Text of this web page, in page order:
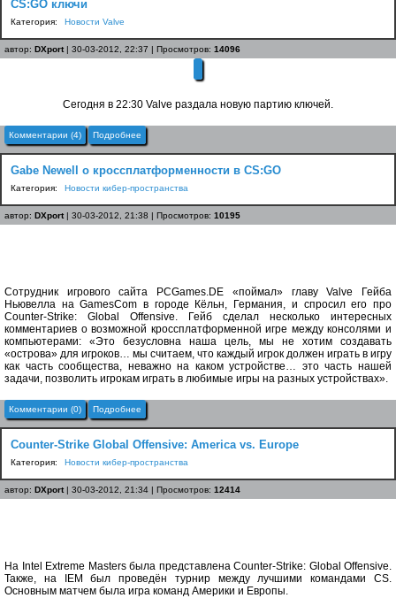
CS:GO ключи
Категория: Новости Valve
автор: DXport| 30-03-2012, 22:37 | Просмотров: 14096
Сегодня в 22:30 Valve раздала новую партию ключей.
Комментарии (4) Подробнее
Gabe Newell о кроссплатформенности в CS:GO
Категория: Новости кибер-пространства
автор: DXport| 30-03-2012, 21:38 | Просмотров: 10195
Сотрудник игрового сайта PCGames.DE «поймал» главу Valve Гейба
Ньювелла на GamesCom в городе Кёльн, Германия, и спросил его про
Counter-Strike: Global Offensive. Гейб сделал несколько интересных
комментариев о возможной кроссплатформенной игре между консолями и
компьютерами: «Это безусловна наша цель, мы не хотим создавать
«острова» для игроков… мы считаем, что каждый игрок должен играть в игру
как часть сообщества, неважно на каком устройстве… это часть нашей
задачи, позволить игрокам играть в любимые игры на разных устройствах».
Комментарии (0) Подробнее
Counter-Strike Global Offensive: America vs. Europe
Категория: Новости кибер-пространства
автор: DXport| 30-03-2012, 21:34 | Просмотров: 12414
На Intel Extreme Masters была представлена Counter-Strike: Global Offensive.
Также, на IEM был проведён турнир между лучшими командами CS.
Основным матчем была игра команд Америки и Европы.